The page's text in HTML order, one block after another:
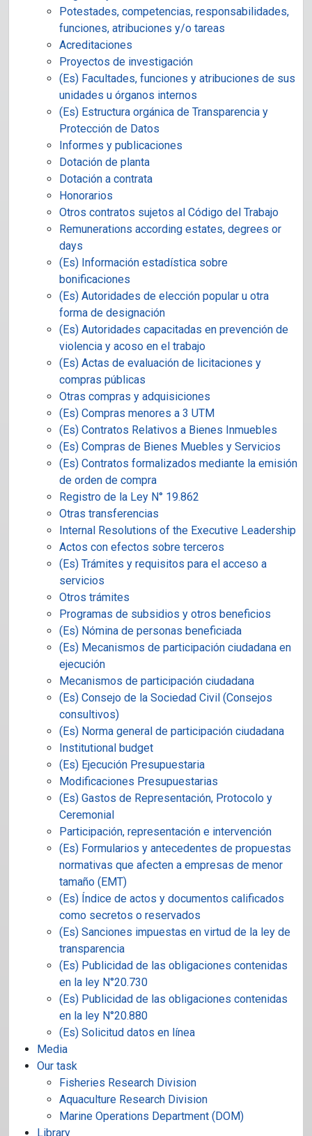
Potestades, competencias, responsabilidades,
funciones, atribuciones y/o tareas
Acreditaciones
Proyectos de investigación
(Es) Facultades, funciones y atribuciones de sus
unidades u órganos internos
(Es) Estructura orgánica de Transparencia y
Protección de Datos
Informes y publicaciones
Dotación de planta
Dotación a contrata
Honorarios
Otros contratos sujetos al Código del Trabajo
Remunerations according estates, degrees or
days
(Es) Información estadística sobre
bonificaciones
(Es) Autoridades de elección popular u otra
forma de designación
(Es) Autoridades capacitadas en prevención de
violencia y acoso en el trabajo
(Es) Actas de evaluación de licitaciones y
compras públicas
Otras compras y adquisiciones
(Es) Compras menores a 3 UTM
(Es) Contratos Relativos a Bienes Inmuebles
(Es) Compras de Bienes Muebles y Servicios
(Es) Contratos formalizados mediante la emisión
de orden de compra
Registro de la Ley N° 19.862
Otras transferencias
Internal Resolutions of the Executive Leadership
Actos con efectos sobre terceros
(Es) Trámites y requisitos para el acceso a
servicios
Otros trámites
Programas de subsidios y otros beneficios
(Es) Nómina de personas beneficiada
(Es) Mecanismos de participación ciudadana en
ejecución
Mecanismos de participación ciudadana
(Es) Consejo de la Sociedad Civil (Consejos
consultivos)
(Es) Norma general de participación ciudadana
Institutional budget
(Es) Ejecución Presupuestaria
Modificaciones Presupuestarias
(Es) Gastos de Representación, Protocolo y
Ceremonial
Participación, representación e intervención
(Es) Formularios y antecedentes de propuestas
normativas que afecten a empresas de menor
tamaño (EMT)
(Es) Índice de actos y documentos calificados
como secretos o reservados
(Es) Sanciones impuestas en virtud de la ley de
transparencia
(Es) Publicidad de las obligaciones contenidas
en la ley N°20.730
(Es) Publicidad de las obligaciones contenidas
en la ley N°20.880
(Es) Solicitud datos en línea
Media
Our task
Fisheries Research Division
Aquaculture Research Division
Marine Operations Department (DOM)
Library